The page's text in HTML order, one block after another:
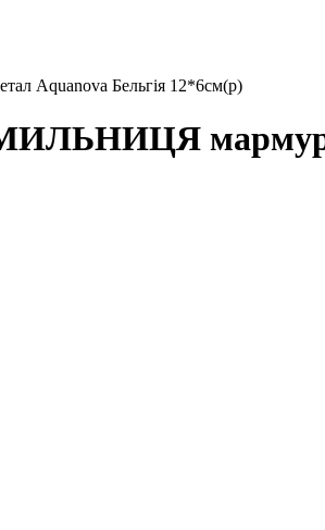
Aquanova Бельгія 12*6см(р)
мармур/